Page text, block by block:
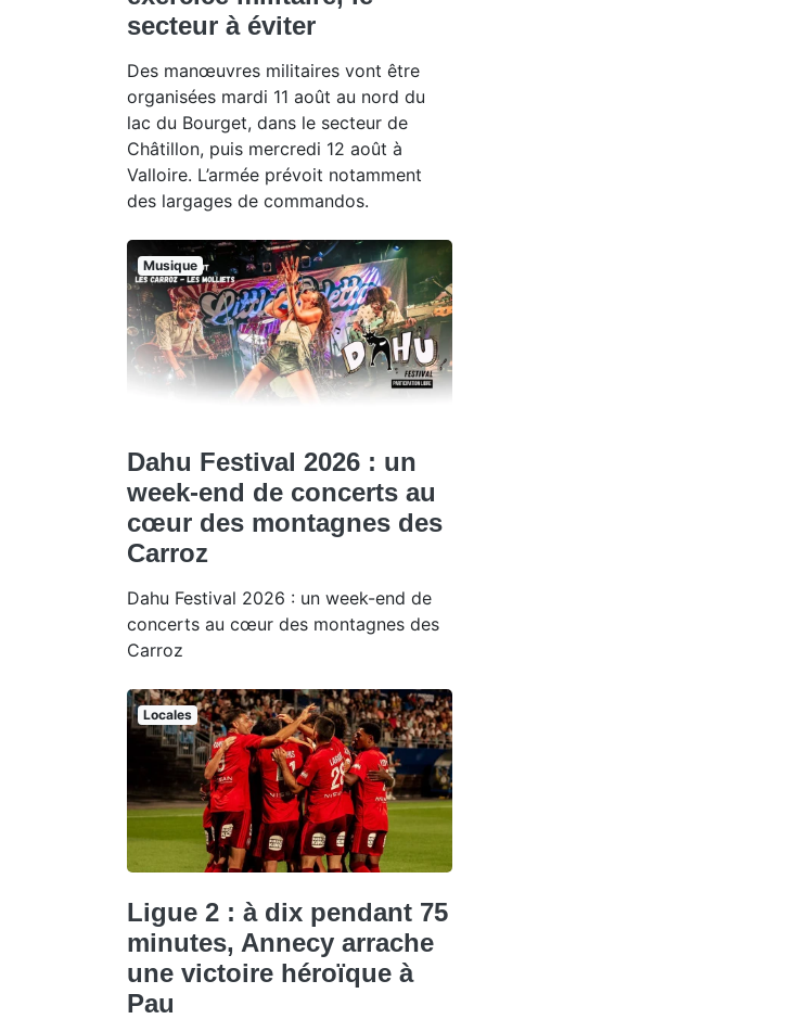
secteur à éviter
Des manœuvres militaires vont être
organisées mardi 11 août au nord du
lac du Bourget, dans le secteur de
Châtillon, puis mercredi 12 août à
Valloire. L’armée prévoit notamment
des largages de commandos.
Musique
Dahu Festival 2026 : un
week-end de concerts au
cœur des montagnes des
Carroz
Dahu Festival 2026 : un week-end de
concerts au cœur des montagnes des
Carroz
Locales
Ligue 2 : à dix pendant 75
minutes, Annecy arrache
une victoire héroïque à
Pau